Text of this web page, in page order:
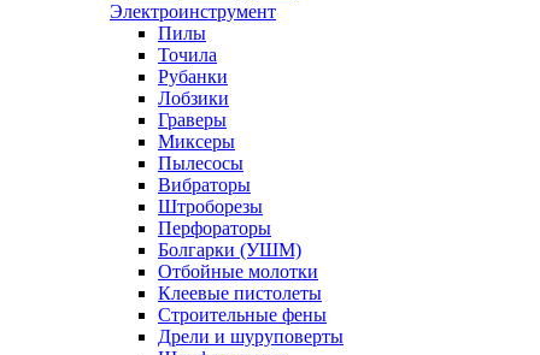
Электроинструмент
Пилы
Точила
Рубанки
Лобзики
Граверы
Миксеры
Пылесосы
Вибраторы
Штроборезы
Перфораторы
Болгарки (УШМ)
Отбойные молотки
Клеевые пистолеты
Строительные фены
Дрели и шуруповерты